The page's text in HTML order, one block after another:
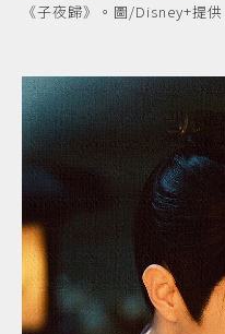
《子夜歸》。圖/Disney+提供